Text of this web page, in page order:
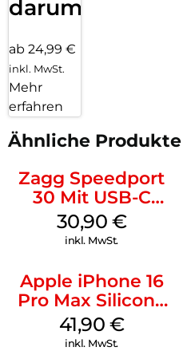
darum!
ab 24,99 €
inkl. MwSt.
Mehr
erfahren
Ähnliche Produkte
Zagg Speedport
30 Mit USB-C
Kabel Weiß
30,90 €
inkl. MwSt.
Apple iPhone 16
Pro Max Silicone
Case MagSafe
Ultramarine
41,90 €
inkl. MwSt.